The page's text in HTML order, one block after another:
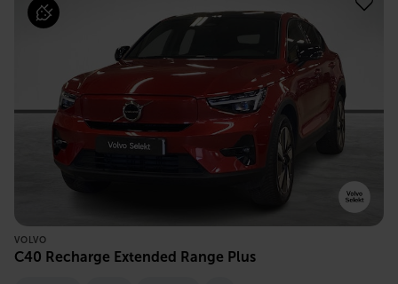
VOLVO
C40 Recharge Extended Range Plus